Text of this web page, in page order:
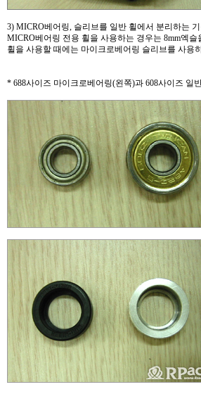
3) MICRO베어링, 슬리브를 일반 휠에서 분리하는
MICRO베어링 전용 휠을 사용하는 경우는 8mm엑
휠을 사용할 때에는 마이크로베어링 슬리브를 사용
* 688사이즈 마이크로베어링(왼쪽)과 608사이즈 일